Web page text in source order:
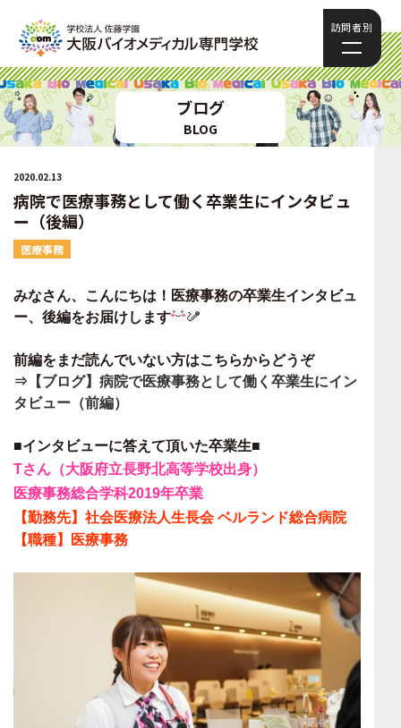
訪問者別
ブログ
BLOG
2020.02.13
病院で医療事務として働く卒業生にインタビュ
ー（後編）
医療事務
みなさん、こんにちは！医療事務の卒業生インタビュ
ー、後編をお届けします
前編をまだ読んでいない方はこちらからどうぞ
⇒【ブログ】病院で医療事務として働く卒業生にイン
タビュー（前編）
■インタビューに答えて頂いた卒業生■
Tさん（大阪府立長野北高等学校出身）
医療事務総合学科2019年卒業
【勤務先】社会医療法人生長会 ベルランド総合病院
【職種】医療事務